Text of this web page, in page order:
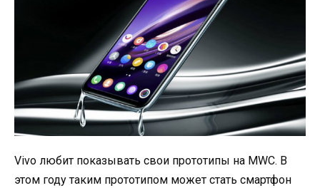
Vivo любит показывать свои прототипы на MWC. В
этом году таким прототипом может стать смартфон